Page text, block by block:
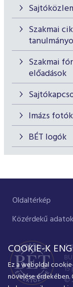
Szakmai
Szakmai
előadások
Imázs fotók
BÉT logók
Oldaltérkép
Közérdekű adatok
A
©
COOKIE-K
Ez a weboldal
növelése érdekében.